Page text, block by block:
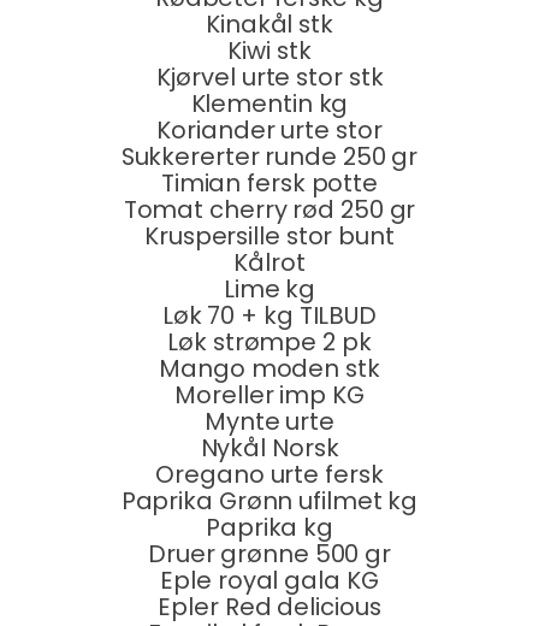
Kinakål stk
Kiwi stk
Kjørvel urte stor stk
Klementin kg
Koriander urte stor
Sukkererter runde 250 gr
Timian fersk potte
Tomat cherry rød 250 gr
Kruspersille stor bunt
Kålrot
Lime kg
Løk 70 + kg TILBUD
Løk strømpe 2 pk
Mango moden stk
Moreller imp KG
Mynte urte
Nykål Norsk
Oregano urte fersk
Paprika Grønn ufilmet kg
Paprika kg
Druer grønne 500 gr
Eple royal gala KG
Epler Red delicious